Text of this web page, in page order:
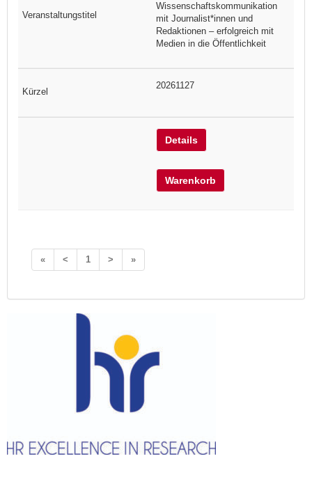
Wissenschaftskommunikation
mit Journalist*innen und
Redaktionen – erfolgreich mit
Medien in die Öffentlichkeit
20261127
Details
Warenkorb
« < 1 > »